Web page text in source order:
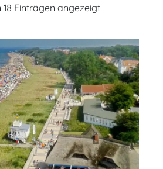
18 Einträgen angezeigt